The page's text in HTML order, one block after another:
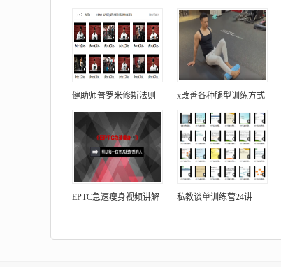
健助师普罗米修斯法则 x改善各种腿型训练方式
EPTC急速瘦身视频讲解 私教谈单训练营24讲